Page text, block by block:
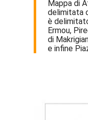
Mappa di
delimitata
è
Ermou,
di
e infine